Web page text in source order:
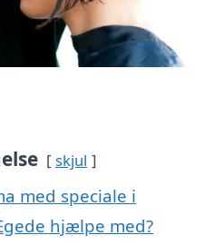
skjul
med speciale i
hjælpe med?